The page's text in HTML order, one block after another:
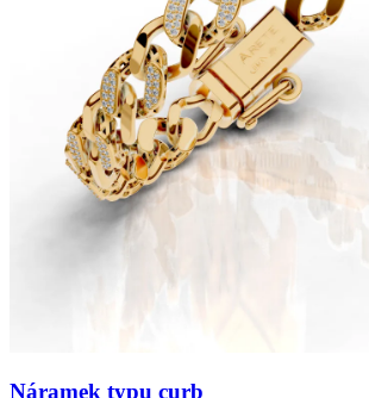
Náramek typu curb